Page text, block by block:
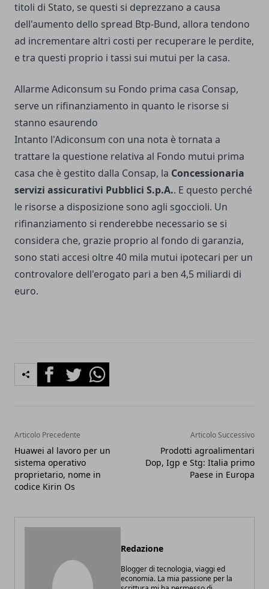
titoli di Stato, se questi si deprezzano a causa
dell'aumento dello spread Btp-Bund, allora tendono
ad incrementare altri costi per recuperare le perdite,
e tra questi proprio i tassi sui mutui per la casa.
Allarme Adiconsum su Fondo prima casa Consap,
serve un rifinanziamento in quanto le risorse si
stanno esaurendo
Intanto l'Adiconsum con una nota è tornata a
trattare la questione relativa al Fondo mutui prima
casa che è gestito dalla Consap, la Concessionaria
servizi assicurativi Pubblici S.p.A.. E questo perché
le risorse a disposizione sono agli sgoccioli. Un
rifinanziamento si renderebbe necessario se si
considera che, grazie proprio al fondo di garanzia,
sono stati accesi oltre 40 mila mutui ipotecari per un
controvalore dell'erogato pari a ben 4,5 miliardi di
euro.
FacebookTwitterWhatsapp
Articolo Precedente
Huawei al lavoro per un
sistema operativo
proprietario, nome in
codice Kirin Os
Articolo Successivo
Prodotti agroalimentari
Dop, Igp e Stg: Italia primo
Paese in Europa
Redazione
Blogger di tecnologia, viaggi ed
economia. La mia passione per la